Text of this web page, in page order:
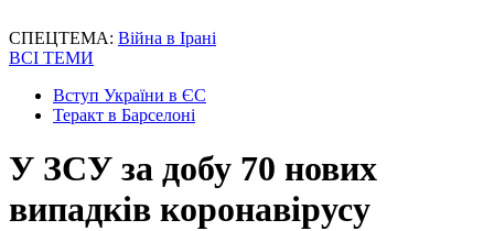
СПЕЦТЕМА: Війна в Ірані
ВСІ ТЕМИ
Вступ України в ЄС
Теракт в Барселоні
У ЗСУ за добу 70 нових
випадків коронавірусу